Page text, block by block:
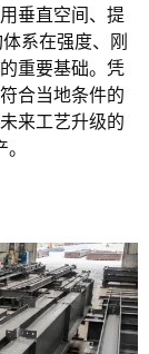
垂直空间、提
系在强度、刚
重要基础。凭
合当地条件的
来工艺升级的